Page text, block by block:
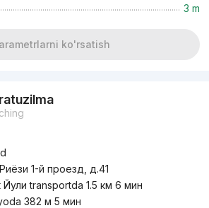
3 m
ko'rsatish
1-й проезд, д.41
transportda 1.5 км 6 мин
382 м 5 мин